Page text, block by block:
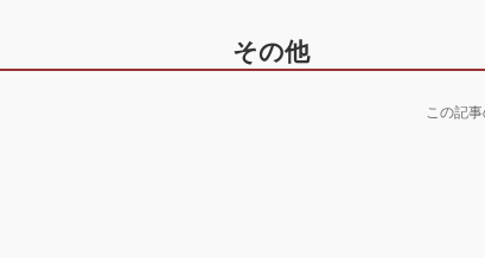
その他
この記